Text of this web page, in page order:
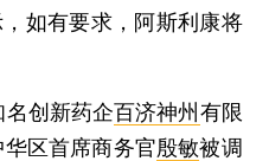
如有要求，阿斯利康将
创新药企百济神州 有限
华区首席商务官殷敏被调